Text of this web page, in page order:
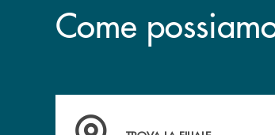
Come
Accedi all' elenco completo delle